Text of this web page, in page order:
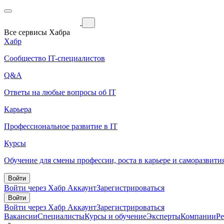
Все сервисы Хабра
Хабр
Сообщество IT-специалистов
Q&A
Ответы на любые вопросы об IT
Карьера
Профессиональное развитие в IT
Курсы
Обучение для смены профессии, роста в карьере и
Войти
Войти через Хабр АккаунтЗарегистрироваться
Войти
Войти через Хабр АккаунтЗарегистрироваться
ВакансииСпециалистыКурсы и обучениеЭкспертыКомпании